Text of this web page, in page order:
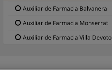
Auxiliar de Farmacia Balvanera
Auxiliar de Farmacia Monserrat
Auxiliar de Farmacia Villa Devoto